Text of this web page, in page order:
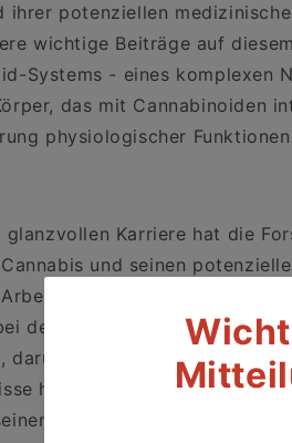
ihrer potenziellen
wichtige Beiträge auf
Systems - eines komplexen
das mit Cannabinoiden
physiologischer
glanzvollen Karriere hat die
und seinen
hat zu Fortschritten in
der Behandlung
darunter chronische
haben auch unzählige
Derivaten in der Medizin